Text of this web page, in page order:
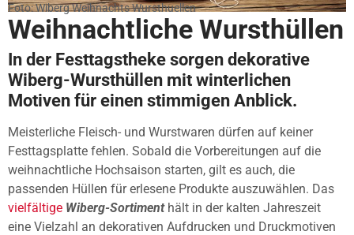
Foto: Wiberg Weihnachts Wursthuellen
Weihnachtliche Wursthüllen
In der Festtagstheke sorgen dekorative
Wiberg-Wursthüllen mit winterlichen
Motiven für einen stimmigen Anblick.
Meisterliche Fleisch- und Wurstwaren dürfen auf keiner
Festtagsplatte fehlen. Sobald die Vorbereitungen auf die
weihnachtliche Hochsaison starten, gilt es auch, die
passenden Hüllen für erlesene Produkte auszuwählen. Das
vielfältige Wiberg-Sortimenthält in der kalten Jahreszeit
eine Vielzahl an dekorativen Aufdrucken und Druckmotiven